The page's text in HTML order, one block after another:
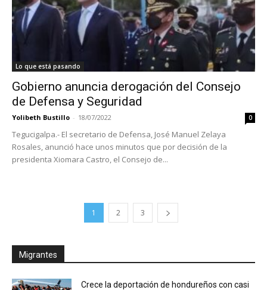
Lo que está pasando
Gobierno anuncia derogación del Consejo
de Defensa y Seguridad
Yolibeth Bustillo - 18/07/2022 0
Tegucigalpa.- El secretario de Defensa, José Manuel Zelaya
Rosales, anunció hace unos minutos que por decisión de la
presidenta Xiomara Castro, el Consejo de...
1 2 3
Migrantes
Crece la deportación de hondureños con casi